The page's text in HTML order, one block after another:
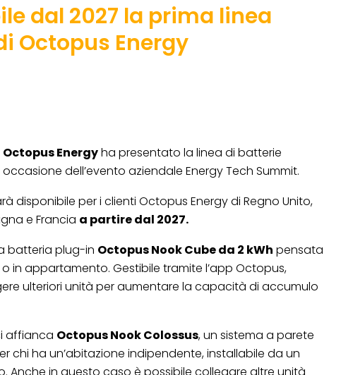
dal 2027 la prima linea
Octopus Energy
Octopus Energyha presentato la linea di batterie
occasione dell’evento aziendale Energy Tech Summit.
disponibile per i clienti Octopus Energy di Regno Unito,
e Francia a partire dal 2027.
batteria plug-in Octopus Nook Cube da 2 kWh pensata
in appartamento. Gestibile tramite l’app Octopus,
ulteriori unità per aumentare la capacità di accumulo
affianca Octopus Nook Colossus, un sistema a parete
chi ha un’abitazione indipendente, installabile da un